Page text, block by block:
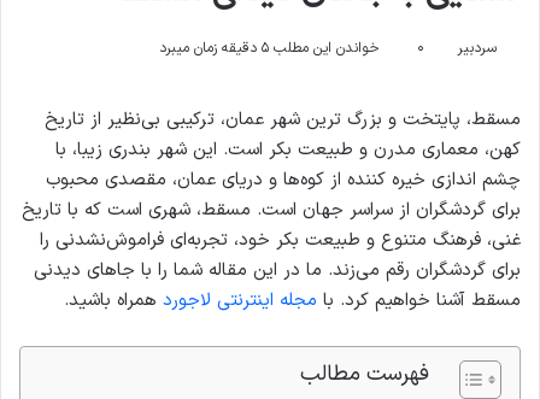
سردبیر ۰ خواندن این مطلب ۵ دقیقه زمان میبرد
مسقط، پایتخت و بزرگ ‌ترین شهر عمان، ترکیبی بی‌نظیر از تاریخ
کهن، معماری مدرن و طبیعت بکر است. این شهر بندری زیبا، با
چشم‌ اندازی خیره ‌کننده از کوه‌ها و دریای عمان، مقصدی محبوب
برای گردشگران از سراسر جهان است. مسقط، شهری است که با تاریخ
غنی، فرهنگ متنوع و طبیعت بکر خود، تجربه‌ای فراموش‌نشدنی را
برای گردشگران رقم می‌زند. ما در این مقاله شما را با جاهای دیدنی
مسقط آشنا خواهیم کرد. با مجله اینترنتی لاجورد همراه باشید.
فهرست مطالب